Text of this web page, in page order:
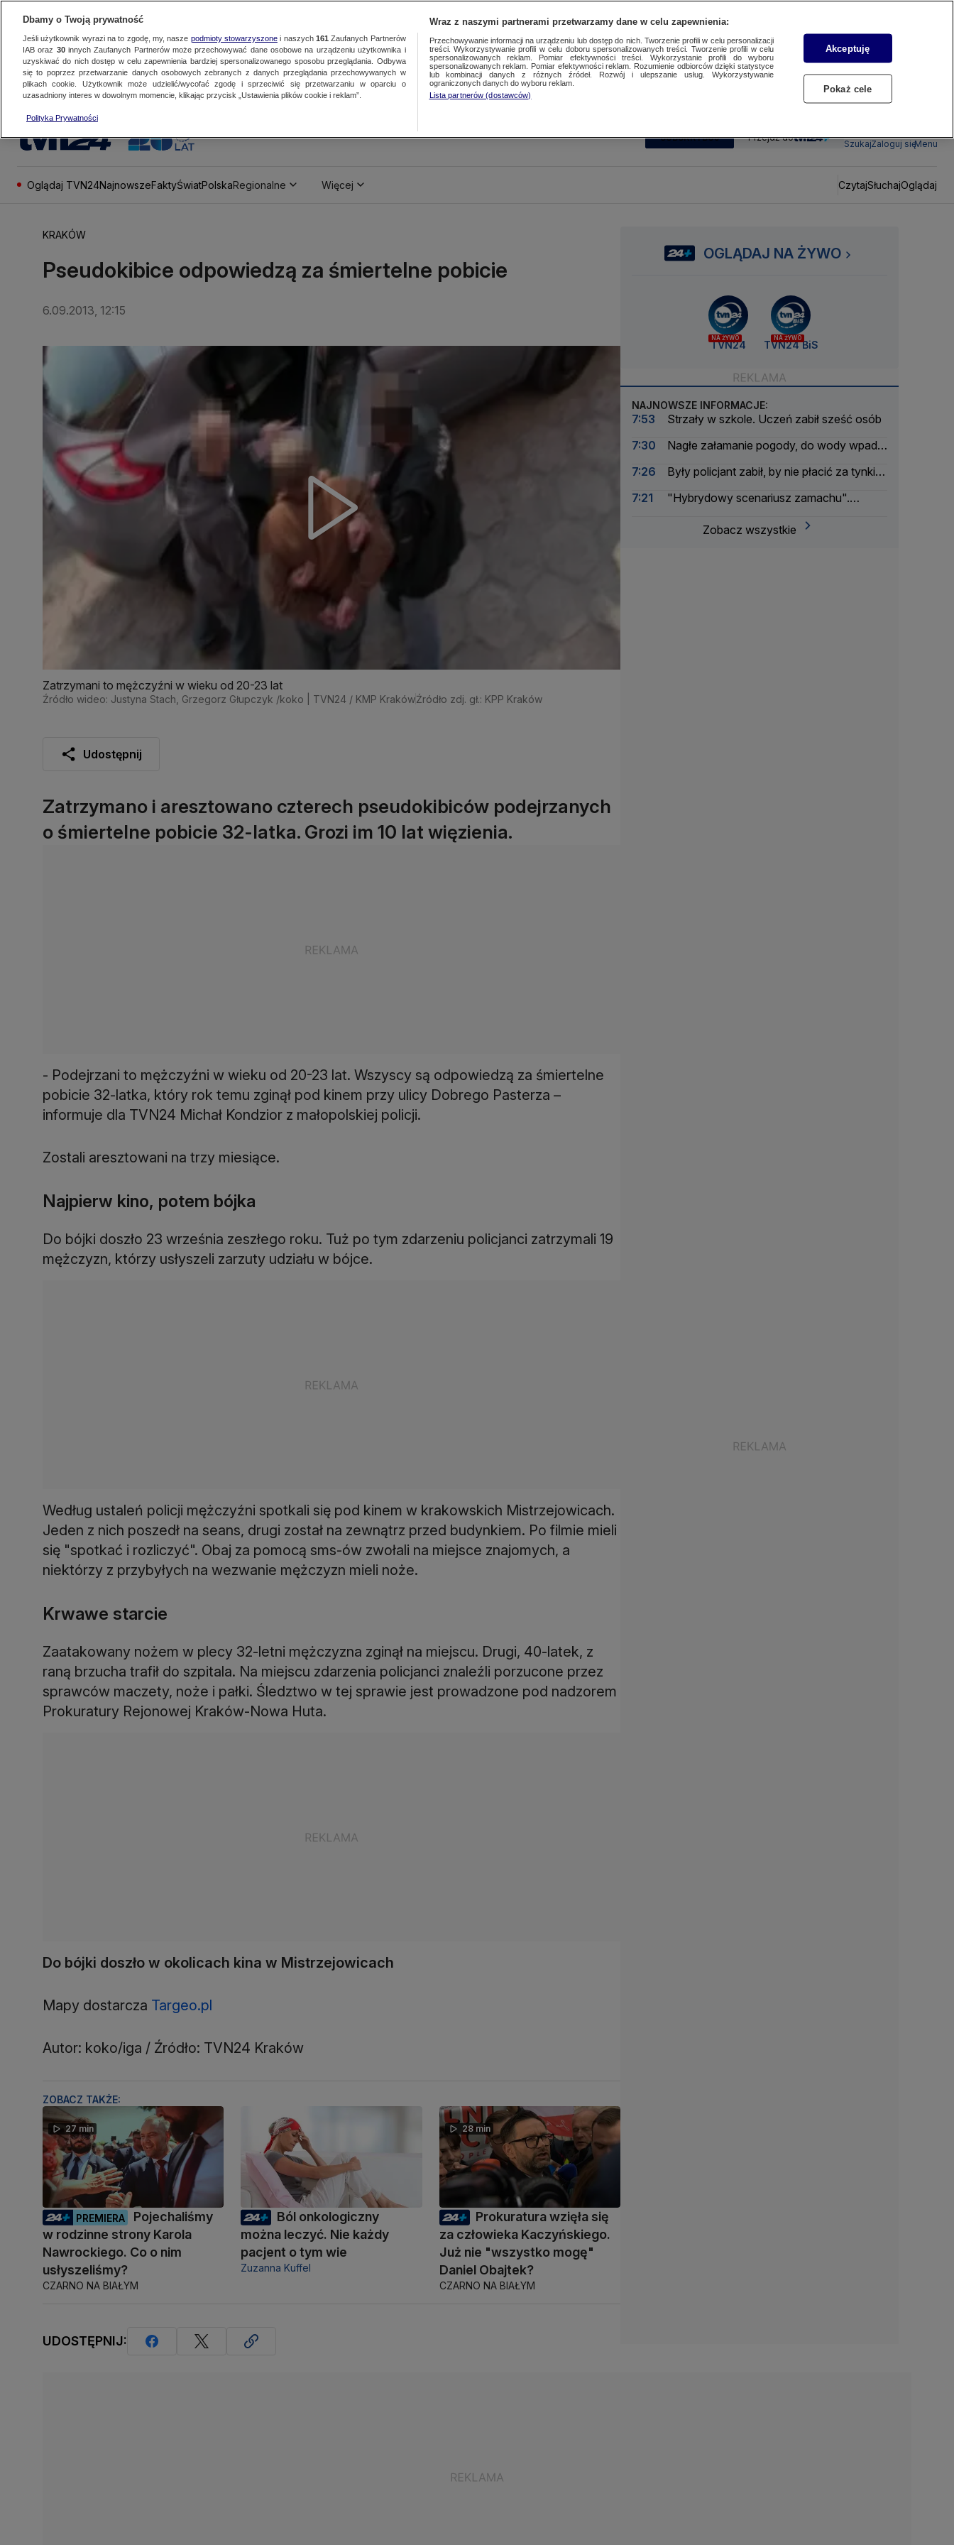
SUBSKRYBUJ Przejdź do
SzukajZaloguj sięMenu
Oglądaj TVN24NajnowszeFaktyŚwiatPolskaRegionalne Więcej CzytajSłuchajOglądaj
KRAKÓW
Pseudokibice odpowiedzą za śmiertelne pobicie
6.09.2013, 12:15
Zatrzymani to mężczyźni w wieku od 20-23 lat
Źródło wideo: Justyna Stach, Grzegorz Głupczyk /koko | TVN24 / KMP KrakówŹródło zdj. gł.: KPP Kraków
Udostępnij
Zatrzymano i aresztowano czterech pseudokibiców podejrzanych
o śmiertelne pobicie 32-latka. Grozi im 10 lat więzienia.
- Podejrzani to mężczyźni w wieku od 20-23 lat. Wszyscy są odpowiedzą za śmiertelne
pobicie 32-latka, który rok temu zginął pod kinem przy ulicy Dobrego Pasterza –
informuje dla TVN24 Michał Kondzior z małopolskiej policji.
Zostali aresztowani na trzy miesiące.
Najpierw kino, potem bójka
Do bójki doszło 23 września zeszłego roku. Tuż po tym zdarzeniu policjanci zatrzymali 19
mężczyzn, którzy usłyszeli zarzuty udziału w bójce.
Według ustaleń policji mężczyźni spotkali się pod kinem w krakowskich Mistrzejowicach.
Jeden z nich poszedł na seans, drugi został na zewnątrz przed budynkiem. Po filmie mieli
się "spotkać i rozliczyć". Obaj za pomocą sms-ów zwołali na miejsce znajomych, a
niektórzy z przybyłych na wezwanie mężczyzn mieli noże.
Krwawe starcie
Zaatakowany nożem w plecy 32-letni mężczyzna zginął na miejscu. Drugi, 40-latek, z
raną brzucha trafił do szpitala. Na miejscu zdarzenia policjanci znaleźli porzucone przez
sprawców maczety, noże i pałki. Śledztwo w tej sprawie jest prowadzone pod nadzorem
Prokuratury Rejonowej Kraków-Nowa Huta.
Do bójki doszło w okolicach kina w Mistrzejowicach
Mapy dostarcza Targeo.pl
Autor: koko/iga / Źródło: TVN24 Kraków
ZOBACZ TAKŻE:
27 min
PREMIERA
Pojechaliśmy
w rodzinne strony Karola
Nawrockiego. Co o nim
usłyszeliśmy?
CZARNO NA BIAŁYM
Ból onkologiczny
można leczyć. Nie każdy
pacjent o tym wie
Zuzanna Kuffel
28 min
Prokuratura wzięła się
za człowieka Kaczyńskiego.
Już nie "wszystko mogę"
Daniel Obajtek?
CZARNO NA BIAŁYM
UDOSTĘPNIJ:
OGLĄDAJ NA ŻYWO
NA ŻYWO
TVN24
NA ŻYWO
TVN24 BiS
NAJNOWSZE INFORMACJE:
7:53
Strzały w szkole. Uczeń zabił sześć osób
7:30
Nagłe załamanie pogody, do wody wpadło
7:26
Były policjant zabił, by nie płacić za tynki w
przepraszać
7:21
"Hybrydowy scenariusz zamachu".
Zobacz wszystkie
Dbamy o Twoją prywatność
Jeśli użytkownik wyrazi na to zgodę, my, nasze podmioty stowarzyszonei naszych 161 Zaufanych Partnerów
IAB oraz 30innych Zaufanych Partnerów może przechowywać dane osobowe na urządzeniu użytkownika i
uzyskiwać do nich dostęp w celu zapewnienia bardziej spersonalizowanego sposobu przeglądania. Odbywa
się to poprzez przetwarzanie danych osobowych zebranych z danych przeglądania przechowywanych w
plikach cookie. Użytkownik może udzielić/wycofać zgodę i sprzeciwić się przetwarzaniu w oparciu o
uzasadniony interes w dowolnym momencie, klikając przycisk „Ustawienia plików cookie i reklam”.
Polityka Prywatności
Wraz z naszymi partnerami przetwarzamy dane w celu zapewnienia:
Przechowywanie informacji na urządzeniu lub dostęp do nich. Tworzenie profili w celu personalizacji
treści. Wykorzystywanie profili w celu doboru spersonalizowanych treści. Tworzenie profili w celu
spersonalizowanych reklam. Pomiar efektywności treści. Wykorzystanie profili do wyboru
spersonalizowanych reklam. Pomiar efektywności reklam. Rozumienie odbiorców dzięki statystyce
lub kombinacji danych z różnych źródeł. Rozwój i ulepszanie usług. Wykorzystywanie
ograniczonych danych do wyboru reklam.
Lista partnerów (dostawców)
Akceptuję
Pokaż cele